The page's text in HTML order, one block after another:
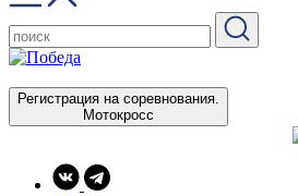
Регистрация на соревнования.
Мотокросс